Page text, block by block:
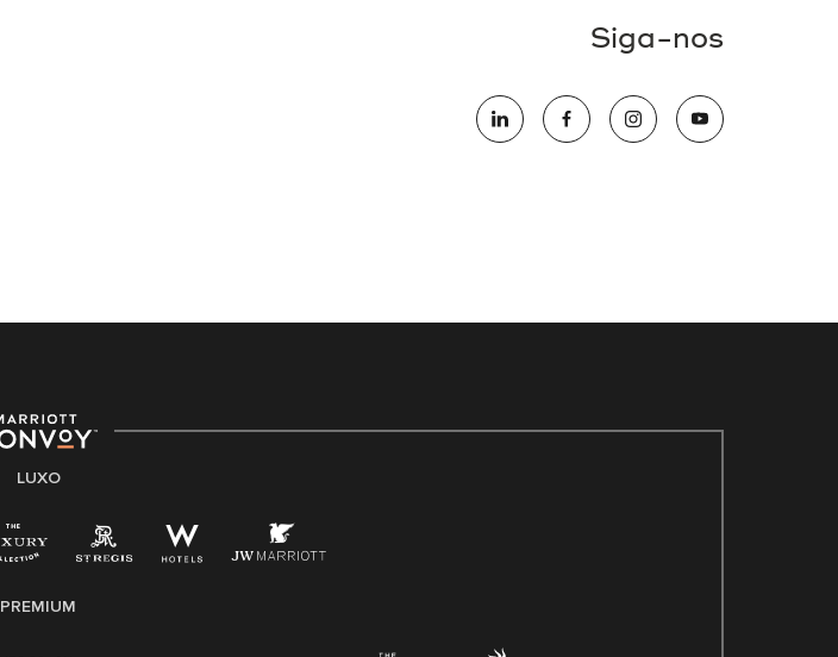
Siga-nos
LUXO
PREMIUM